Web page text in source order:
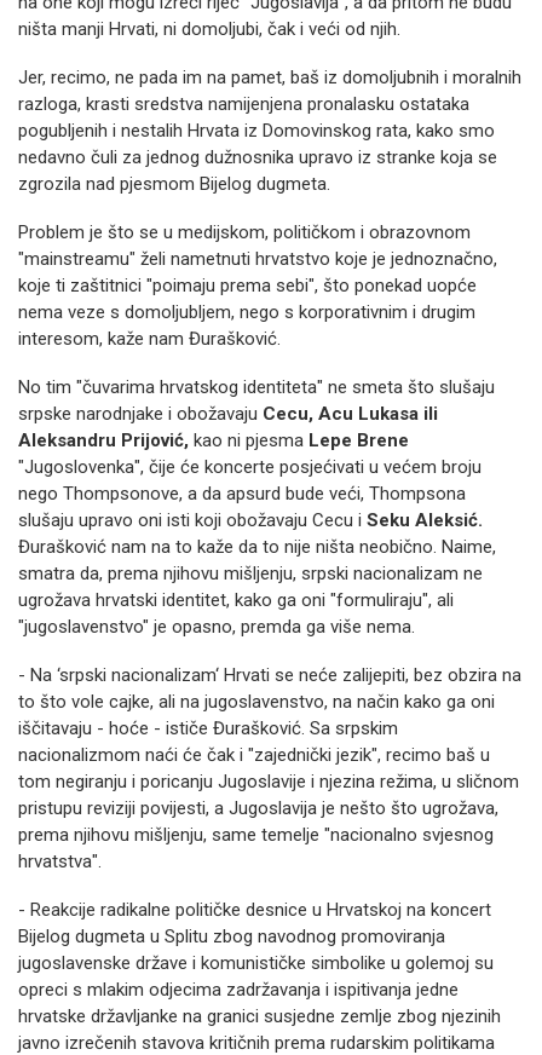
ništa manji Hrvati, ni domoljubi, čak i veći od njih.
Jer, recimo, ne pada im na pamet, baš iz domoljubnih i moralnih
razloga, krasti sredstva namijenjena pronalasku ostataka
pogubljenih i nestalih Hrvata iz Domovinskog rata, kako smo
nedavno čuli za jednog dužnosnika upravo iz stranke koja se
zgrozila nad pjesmom Bijelog dugmeta.
Problem je što se u medijskom, političkom i obrazovnom
"mainstreamu" želi nametnuti hrvatstvo koje je jednoznačno,
koje ti zaštitnici "poimaju prema sebi", što ponekad uopće
nema veze s domoljubljem, nego s korporativnim i drugim
interesom, kaže nam Đurašković.
No tim "čuvarima hrvatskog identiteta" ne smeta što slušaju
srpske narodnjake i obožavaju Cecu, Acu Lukasa ili
Aleksandru Prijović, kao ni pjesma Lepe Brene
"Jugoslovenka", čije će koncerte posjećivati u većem broju
nego Thompsonove, a da apsurd bude veći, Thompsona
slušaju upravo oni isti koji obožavaju Cecu i Seku Aleksić.
Đurašković nam na to kaže da to nije ništa neobično. Naime,
smatra da, prema njihovu mišljenju, srpski nacionalizam ne
ugrožava hrvatski identitet, kako ga oni "formuliraju", ali
"jugoslavenstvo" je opasno, premda ga više nema.
- Na ‘srpski nacionalizam‘ Hrvati se neće zalijepiti, bez obzira na
to što vole cajke, ali na jugoslavenstvo, na način kako ga oni
iščitavaju - hoće - ističe Đurašković. Sa srpskim
nacionalizmom naći će čak i "zajednički jezik", recimo baš u
tom negiranju i poricanju Jugoslavije i njezina režima, u sličnom
pristupu reviziji povijesti, a Jugoslavija je nešto što ugrožava,
prema njihovu mišljenju, same temelje "nacionalno svjesnog
hrvatstva".
- Reakcije radikalne političke desnice u Hrvatskoj na koncert
Bijelog dugmeta u Splitu zbog navodnog promoviranja
jugoslavenske države i komunističke simbolike u golemoj su
opreci s mlakim odjecima zadržavanja i ispitivanja jedne
hrvatske državljanke na granici susjedne zemlje zbog njezinih
javno izrečenih stavova kritičnih prema rudarskim politikama